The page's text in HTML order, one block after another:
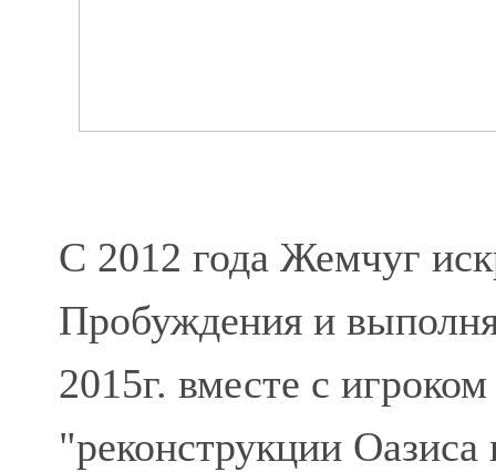
С 2012 года Жемчуг
Пробуждения и
2015г. вместе с
"реконструкции